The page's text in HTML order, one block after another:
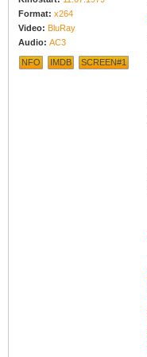
Format: x264
Video: BluRay
Audio: AC3
NFO IMDB SCREEN#1